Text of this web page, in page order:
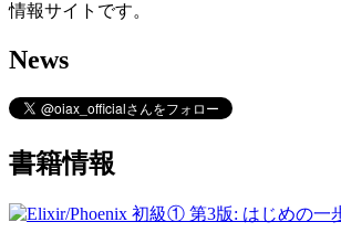
情報サイトです。
News
書籍情報